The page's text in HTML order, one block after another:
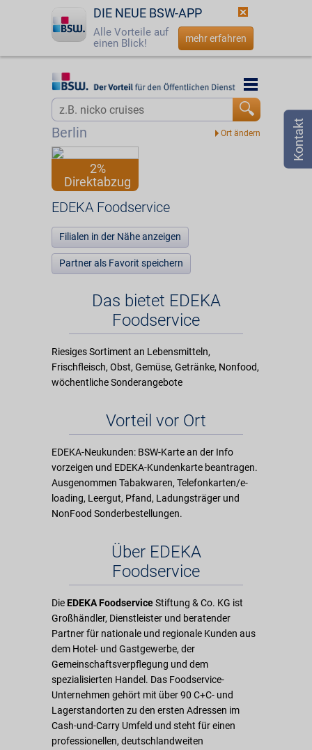
DIE NEUE BSW-APP
Alle Vorteile auf
einen Blick!
mehr erfahren
Startseite
Login
☎ 0800 - 279 25 82
Berlin
Startseite
EDEKA Foodservice
2%
Direktabzug
EDEKA Foodservice
Filialen in der Nähe anzeigen
Partner als Favorit speichern
Das bietet EDEKA
Foodservice
Riesiges Sortiment an Lebensmitteln,
Frischfleisch, Obst, Gemüse, Getränke, Nonfood,
wöchentliche Sonderangebote
Vorteil vor Ort
EDEKA-Neukunden: BSW-Karte an der Info
vorzeigen und EDEKA-Kundenkarte beantragen.
Ausgenommen Tabakwaren, Telefonkarten/e-
loading, Leergut, Pfand, Ladungsträger und
NonFood Sonderbestellungen.
Über EDEKA
Foodservice
Die EDEKA FoodserviceStiftung & Co. KG ist
Großhändler, Dienstleister und beratender
Partner für nationale und regionale Kunden aus
dem Hotel- und Gastgewerbe, der
Gemeinschaftsverpflegung und dem
spezialisierten Handel. Das Foodservice-
Unternehmen gehört mit über 90 C+C- und
Lagerstandorten zu den ersten Adressen im
Cash-und-Carry Umfeld und steht für einen
professionellen, deutschlandweiten